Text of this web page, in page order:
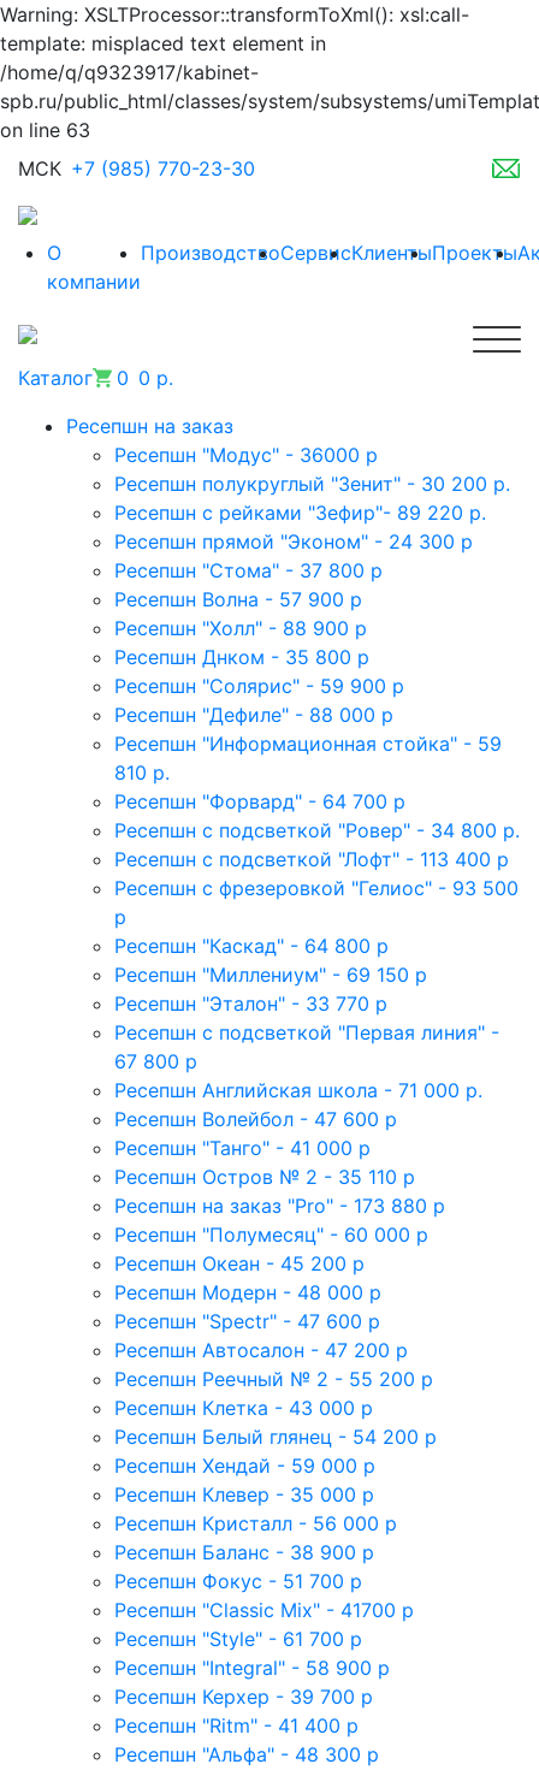
Warning: XSLTProcessor::transformToXml(): xsl:call-
template: misplaced text element in
/home/q/q9323917/kabinet-
spb.ru/public_html/classes/system/subsystems/
on line 63
МСК +7 (985) 770-23-30
О
компании
ПроизводствоСервисКлиентыПроекты
Каталог 0 0 р.
Ресепшн на заказ
Ресепшн "Модус" - 36000 р
Ресепшн полукруглый "Зенит" - 30 200 р.
Ресепшн с рейками "Зефир"- 89 220 р.
Ресепшн прямой "Эконом" - 24 300 р
Ресепшн "Стома" - 37 800 р
Ресепшн Волна - 57 900 р
Ресепшн "Холл" - 88 900 р
Ресепшн Днком - 35 800 р
Ресепшн "Солярис" - 59 900 р
Ресепшн "Дефиле" - 88 000 р
Ресепшн "Информационная стойка" - 59
810 р.
Ресепшн "Форвард" - 64 700 р
Ресепшн с подсветкой "Ровер" - 34 800 р.
Ресепшн с подсветкой "Лофт" - 113 400 р
Ресепшн с фрезеровкой "Гелиос" - 93 500
р
Ресепшн "Каскад" - 64 800 р
Ресепшн "Миллениум" - 69 150 р
Ресепшн "Эталон" - 33 770 р
Ресепшн с подсветкой "Первая линия" -
67 800 р
Ресепшн Английская школа - 71 000 р.
Ресепшн Волейбол - 47 600 р
Ресепшн "Танго" - 41 000 р
Ресепшн Остров № 2 - 35 110 р
Ресепшн на заказ "Pro" - 173 880 р
Ресепшн "Полумесяц" - 60 000 р
Ресепшн Океан - 45 200 р
Ресепшн Модерн - 48 000 р
Ресепшн "Spectr" - 47 600 р
Ресепшн Автосалон - 47 200 р
Ресепшн Реечный № 2 - 55 200 р
Ресепшн Клетка - 43 000 р
Ресепшн Белый глянец - 54 200 р
Ресепшн Хендай - 59 000 р
Ресепшн Клевер - 35 000 р
Ресепшн Кристалл - 56 000 р
Ресепшн Баланс - 38 900 р
Ресепшн Фокус - 51 700 р
Ресепшн "Classic Mix" - 41700 р
Ресепшн "Style" - 61 700 р
Ресепшн "Integral" - 58 900 р
Ресепшн Керхер - 39 700 р
Ресепшн "Ritm" - 41 400 р
Ресепшн "Альфа" - 48 300 р